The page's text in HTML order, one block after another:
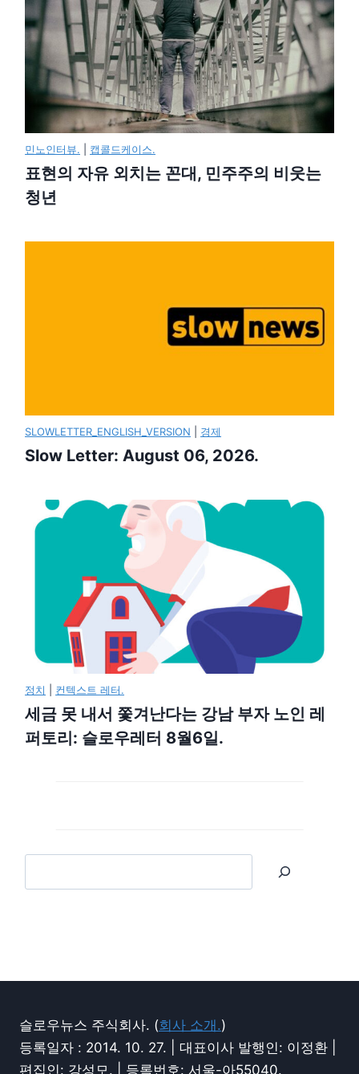
민노인터뷰. 캡콜드케이스.
표현의 자유 외치는 꼰대, 민주주의 비웃는
청년
SLOWLETTER_ENGLISH_VERSION 경제
Slow Letter: August 06, 2026.
정치 컨텍스트 레터.
세금 못 내서 쫓겨난다는 강남 부자 노인 레
퍼토리: 슬로우레터 8월6일.
슬로우뉴스 주식회사. (회사 소개.)
등록일자 : 2014. 10. 27. | 대표이사 발행인: 이정환 |
편집인: 강성모. | 등록번호: 서울-아55040.